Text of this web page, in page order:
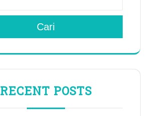
Cari
RECENT POSTS